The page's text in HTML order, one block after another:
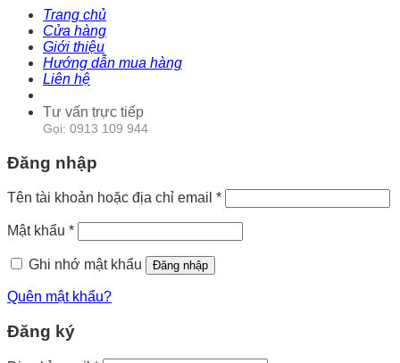
Trang chủ
Cửa hàng
Giới thiệu
Hướng dẫn mua hàng
Liên hệ
Tư vấn trực tiếp
Gọi: 0913 109 944
Đăng nhập
Tên tài khoản hoặc địa chỉ email *
Mật khẩu *
Ghi nhớ mật khẩu Đăng nhập
Quên mật khẩu?
Đăng ký